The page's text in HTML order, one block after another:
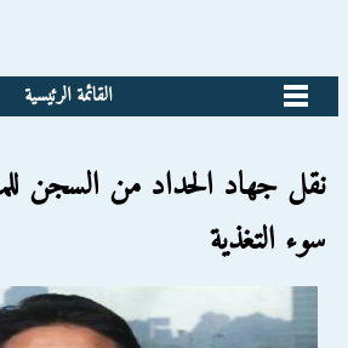
القائمة الرئيسية
نقل جهاد الحداد من السجن
سوء التغذية